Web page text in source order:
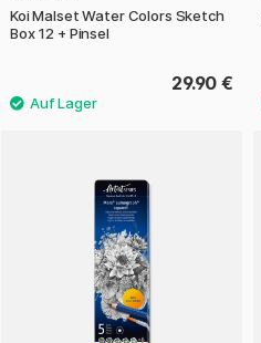
Koi Malset Water Colors Sketch
Box 12 + Pinsel
29.90 €